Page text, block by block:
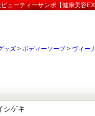
ューティーサンポ【健康美容
ッズ > ボディーソープ> ヴィー
シゲキ